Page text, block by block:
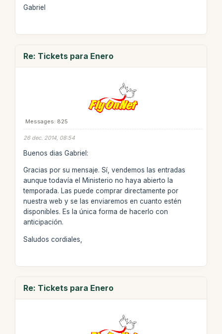
Gabriel
Re: Tickets para Enero
Messages: 825
26 dec. 2014, 08:54
Buenos dias Gabriel:
Gracias por su mensaje. Sí, vendemos las entradas
aunque todavía el Ministerio no haya abierto la
temporada. Las puede comprar directamente por
nuestra web y se las enviaremos en cuanto estén
disponibles. Es la única forma de hacerlo con
anticipación.
Saludos cordiales,
Re: Tickets para Enero